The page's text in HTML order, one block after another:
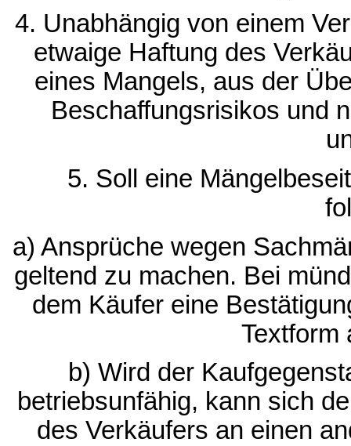
4. Unabhängig von einem
etwaige Haftung des
eines Mangels, aus der
Beschaffungsrisikos und
5. Soll eine
a) Ansprüche wegen
geltend zu machen. Bei
dem Käufer eine
Textform
b) Wird der
betriebsunfähig, kann sich
des Verkäufers an einen